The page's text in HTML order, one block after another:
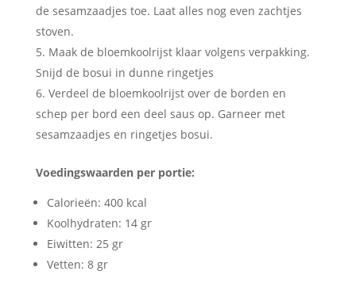
de sesamzaadjes toe. Laat alles nog even zachtjes
stoven.
Maak de bloemkoolrijst klaar volgens verpakking.
Snijd de bosui in dunne ringetjes
Verdeel de bloemkoolrijst over de borden en
schep per bord een deel saus op. Garneer met
sesamzaadjes en ringetjes bosui.
Voedingswaarden per portie:
Calorieën: 400 kcal
Koolhydraten: 14 gr
Eiwitten: 25 gr
Vetten: 8 gr